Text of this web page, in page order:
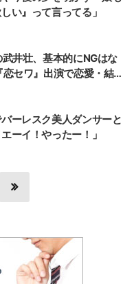
い』って言ってる」
井壮、基本的にNGはな
セワ』出演で恋愛・結婚
ーレスク美人ダンサーと
ーイ！やったー！」